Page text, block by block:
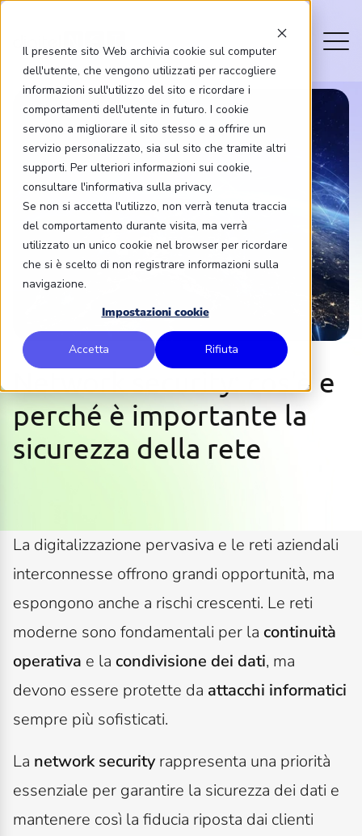
Il presente sito Web archivia cookie sul computer
dell'utente, che vengono utilizzati per raccogliere
informazioni sull'utilizzo del sito e ricordare i
comportamenti dell'utente in futuro. I cookie
servono a migliorare il sito stesso e a offrire un
servizio personalizzato, sia sul sito che tramite altri
supporti. Per ulteriori informazioni sui cookie,
consultare l'informativa sulla privacy.
Se non si accetta l'utilizzo, non verrà tenuta traccia
del comportamento durante visita, ma verrà
utilizzato un unico cookie nel browser per ricordare
che si è scelto di non registrare informazioni sulla
navigazione.
Impostazioni cookie
Accetta Rifiuta
Network security: cos'è e
perché è importante la
sicurezza della rete
La digitalizzazione pervasiva e le reti aziendali
interconnesse offrono grandi opportunità, ma
espongono anche a rischi crescenti. Le reti
moderne sono fondamentali per la continuità
operativa e la condivisione dei dati, ma
devono essere protette da attacchi informatici
sempre più sofisticati.
La network securityrappresenta una priorità
essenziale per garantire la sicurezza dei dati e
mantenere così la fiducia riposta dai clienti